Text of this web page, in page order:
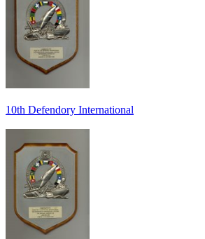
10th Defendory International